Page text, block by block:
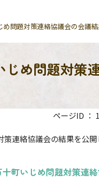
め問題対策連絡協議会の会議
じめ問題対策
ページID ：
連絡協議会の結果を公開
町いじめ問題対策連